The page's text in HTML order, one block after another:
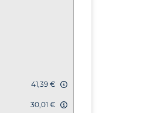
41,39 €
30,01 €